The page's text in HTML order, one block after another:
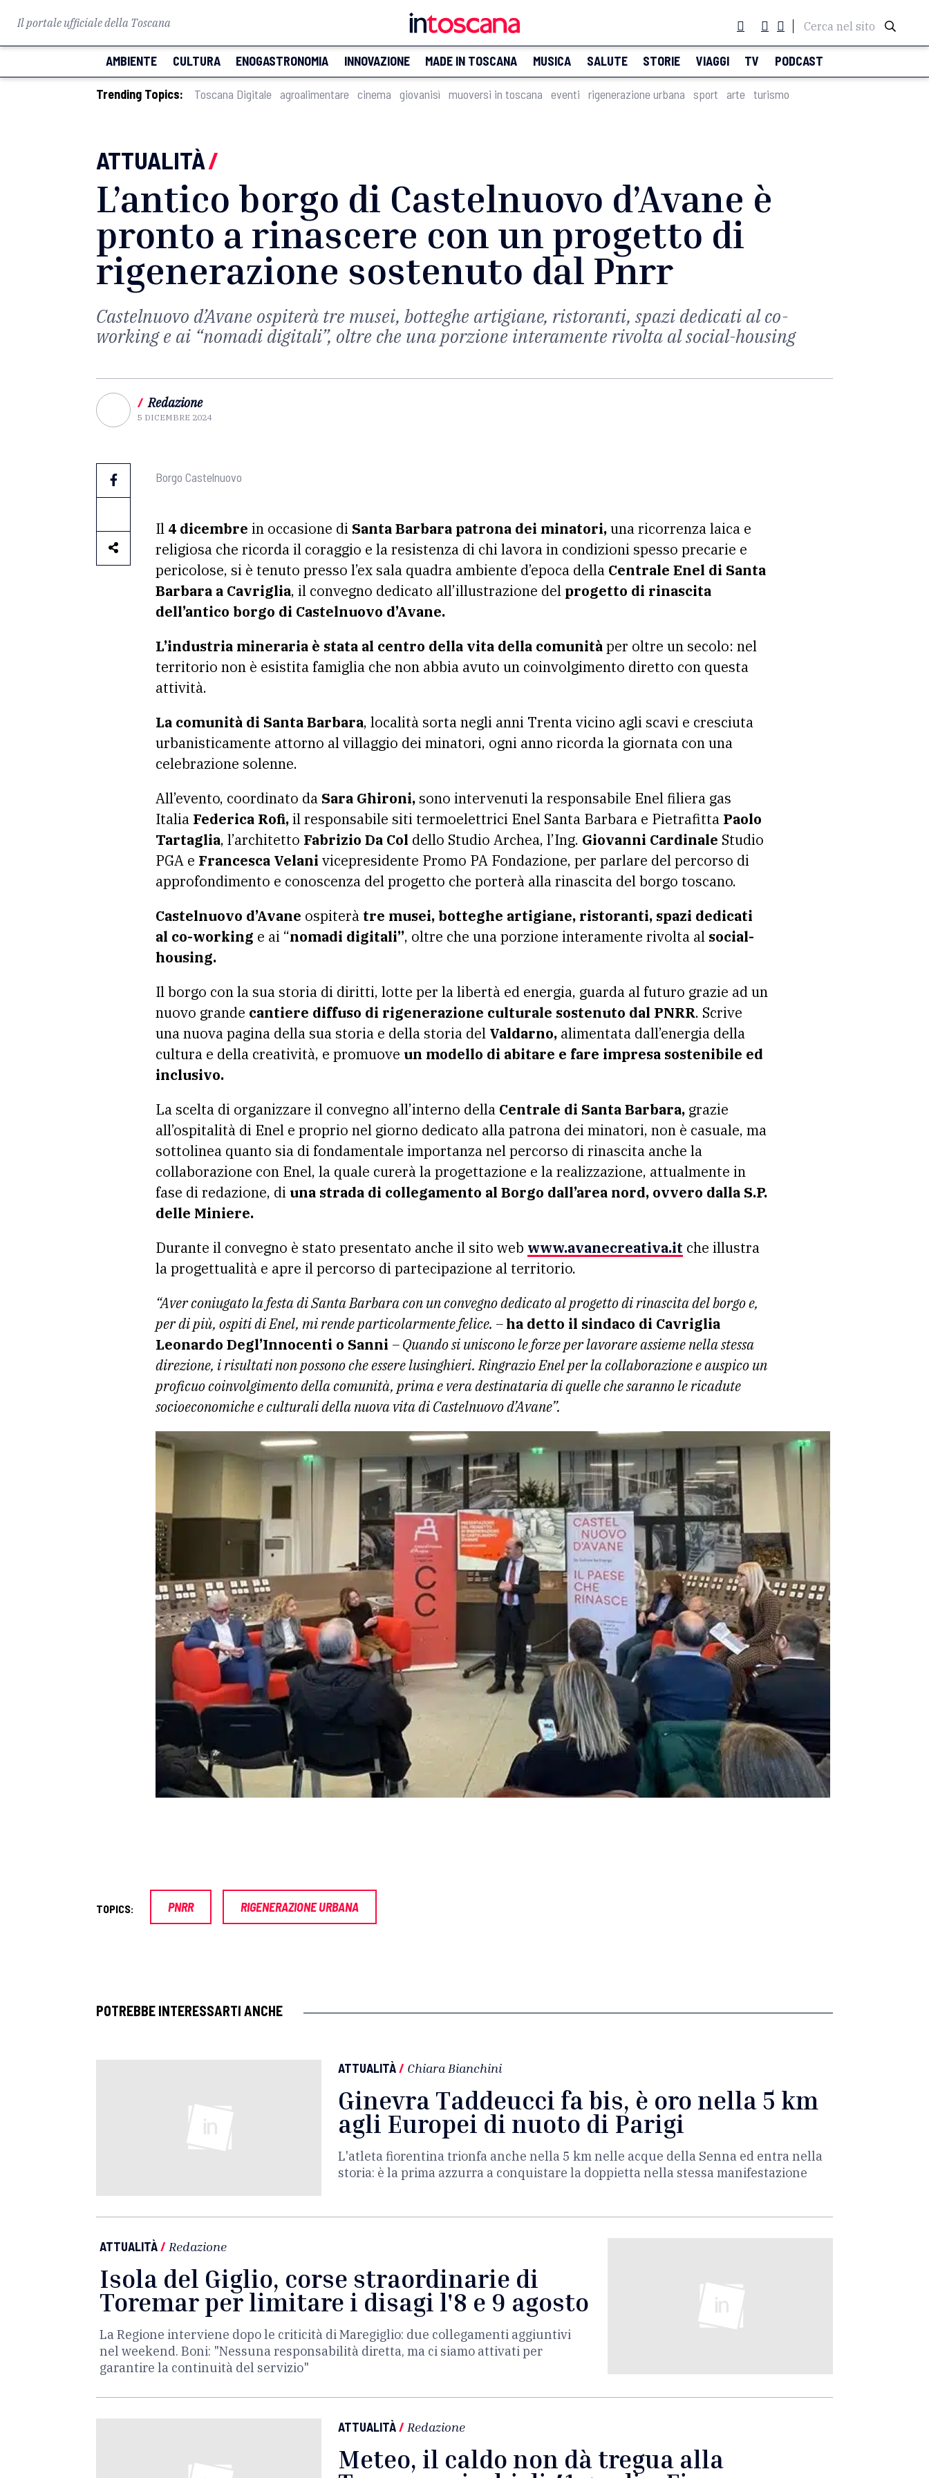
Il portale ufficiale della Toscana Cerca nel sito
AMBIENTE CULTURA ENOGASTRONOMIA INNOVAZIONE MADE IN TOSCANA MUSICA SALUTE STORIE VIAGGI TV PODCAST
Trending Topics: Toscana Digitale agroalimentare cinema giovanisì muoversi in toscana eventi rigenerazione urbana sport arte turismo
ATTUALITÀ/
L’antico borgo di Castelnuovo d’Avane è
pronto a rinascere con un progetto di
rigenerazione sostenuto dal Pnrr
Castelnuovo d’Avane ospiterà tre musei, botteghe artigiane, ristoranti, spazi dedicati al co-
working e ai “nomadi digitali”, oltre che una porzione interamente rivolta al social-housing
/ Redazione
5 DICEMBRE 2024
Borgo Castelnuovo
Il 4 dicembre in occasione di Santa Barbara patrona dei minatori,una ricorrenza laica e
religiosa che ricorda il coraggio e la resistenza di chi lavora in condizioni spesso precarie e
pericolose, si è tenuto presso l’ex sala quadra ambiente d’epoca della Centrale Enel di Santa
Barbara a Cavriglia, il convegno dedicato all’illustrazione del progetto di rinascita
dell’antico borgo di Castelnuovo d’Avane.
L’industria mineraria è stata al centro della vita della comunitàper oltre un secolo: nel
territorio non è esistita famiglia che non abbia avuto un coinvolgimento diretto con questa
attività.
La comunità di Santa Barbara, località sorta negli anni Trenta vicino agli scavi e cresciuta
urbanisticamente attorno al villaggio dei minatori, ogni anno ricorda la giornata con una
celebrazione solenne.
All’evento, coordinato da Sara Ghironi, sono intervenuti la responsabile Enel filiera gas
Italia Federica Rofi,il responsabile siti termoelettrici Enel Santa Barbara e Pietrafitta Paolo
Tartaglia, l’architetto Fabrizio Da Col dello Studio Archea, l’Ing. Giovanni Cardinale Studio
PGA e Francesca Velani vicepresidente Promo PA Fondazione, per parlare del percorso di
approfondimento e conoscenza del progetto che porterà alla rinascita del borgo toscano.
Castelnuovo d’Avane ospiterà tre musei, botteghe artigiane, ristoranti, spazi dedicati
al co-working e ai “nomadi digitali”, oltre che una porzione interamente rivolta al social-
housing.
Il borgo con la sua storia di diritti, lotte per la libertà ed energia, guarda al futuro grazie ad un
nuovo grande cantiere diffuso di rigenerazione culturale sostenuto dal PNRR. Scrive
una nuova pagina della sua storia e della storia del Valdarno, alimentata dall’energia della
cultura e della creatività, e promuove un modello di abitare e fare impresa sostenibile ed
inclusivo.
La scelta di organizzare il convegno all’interno della Centrale di Santa Barbara, grazie
all’ospitalità di Enel e proprio nel giorno dedicato alla patrona dei minatori, non è casuale, ma
sottolinea quanto sia di fondamentale importanza nel percorso di rinascita anche la
collaborazione con Enel, la quale curerà la progettazione e la realizzazione, attualmente in
fase di redazione, di una strada di collegamento al Borgo dall’area nord, ovvero dalla S.P.
delle Miniere.
Durante il convegno è stato presentato anche il sito web www.avanecreativa.it che illustra
la progettualità e apre il percorso di partecipazione al territorio.
“Aver coniugato la festa di Santa Barbara con un convegno dedicato al progetto di rinascita del borgo e,
per di più, ospiti di Enel, mi rende particolarmente felice. –ha detto il sindaco di Cavriglia
Leonardo Degl’Innocenti o Sanni – Quando si uniscono le forze per lavorare assieme nella stessa
direzione, i risultati non possono che essere lusinghieri. Ringrazio Enel per la collaborazione e auspico un
proficuo coinvolgimento della comunità, prima e vera destinataria di quelle che saranno le ricadute
socioeconomiche e culturali della nuova vita di Castelnuovo d’Avane”.
TOPICS: PNRR RIGENERAZIONE URBANA
POTREBBE INTERESSARTI ANCHE
ATTUALITÀ/ Chiara Bianchini
Ginevra Taddeucci fa bis, è oro nella 5 km
agli Europei di nuoto di Parigi
L'atleta fiorentina trionfa anche nella 5 km nelle acque della Senna ed entra nella
storia: è la prima azzurra a conquistare la doppietta nella stessa manifestazione
ATTUALITÀ/ Redazione
Isola del Giglio, corse straordinarie di
Toremar per limitare i disagi l'8 e 9 agosto
La Regione interviene dopo le criticità di Maregiglio: due collegamenti aggiuntivi
nel weekend. Boni: "Nessuna responsabilità diretta, ma ci siamo attivati per
garantire la continuità del servizio"
ATTUALITÀ/ Redazione
Meteo, il caldo non dà tregua alla